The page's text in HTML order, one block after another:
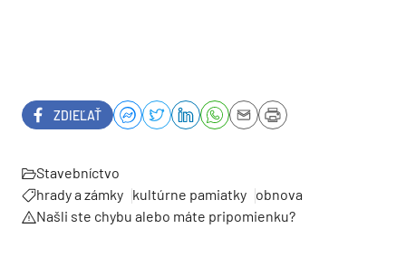
ZDIEĽAŤ
Stavebníctvo
hrady a zámky kultúrne pamiatky obnova
Našli ste chybu alebo máte pripomienku?